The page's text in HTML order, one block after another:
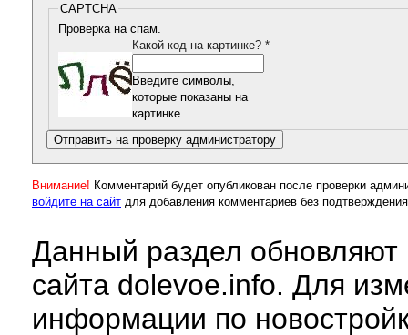
CAPTCHA
Проверка на спам.
Какой код на картинке? *
Введите символы,
которые показаны на
картинке.
Внимание! Комментарий будет опубликован после проверки
войдите на сайт для добавления комментариев без
Данный раздел обновляют
сайта dolevoe.info. Для
информации по